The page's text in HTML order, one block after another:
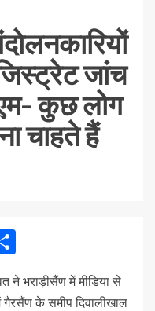
जांच
कुछ लोग
चाहते हैं
ने भराड़ीसैंण में मीडिया से
गैरसैंण के समीप दिवालीखाल